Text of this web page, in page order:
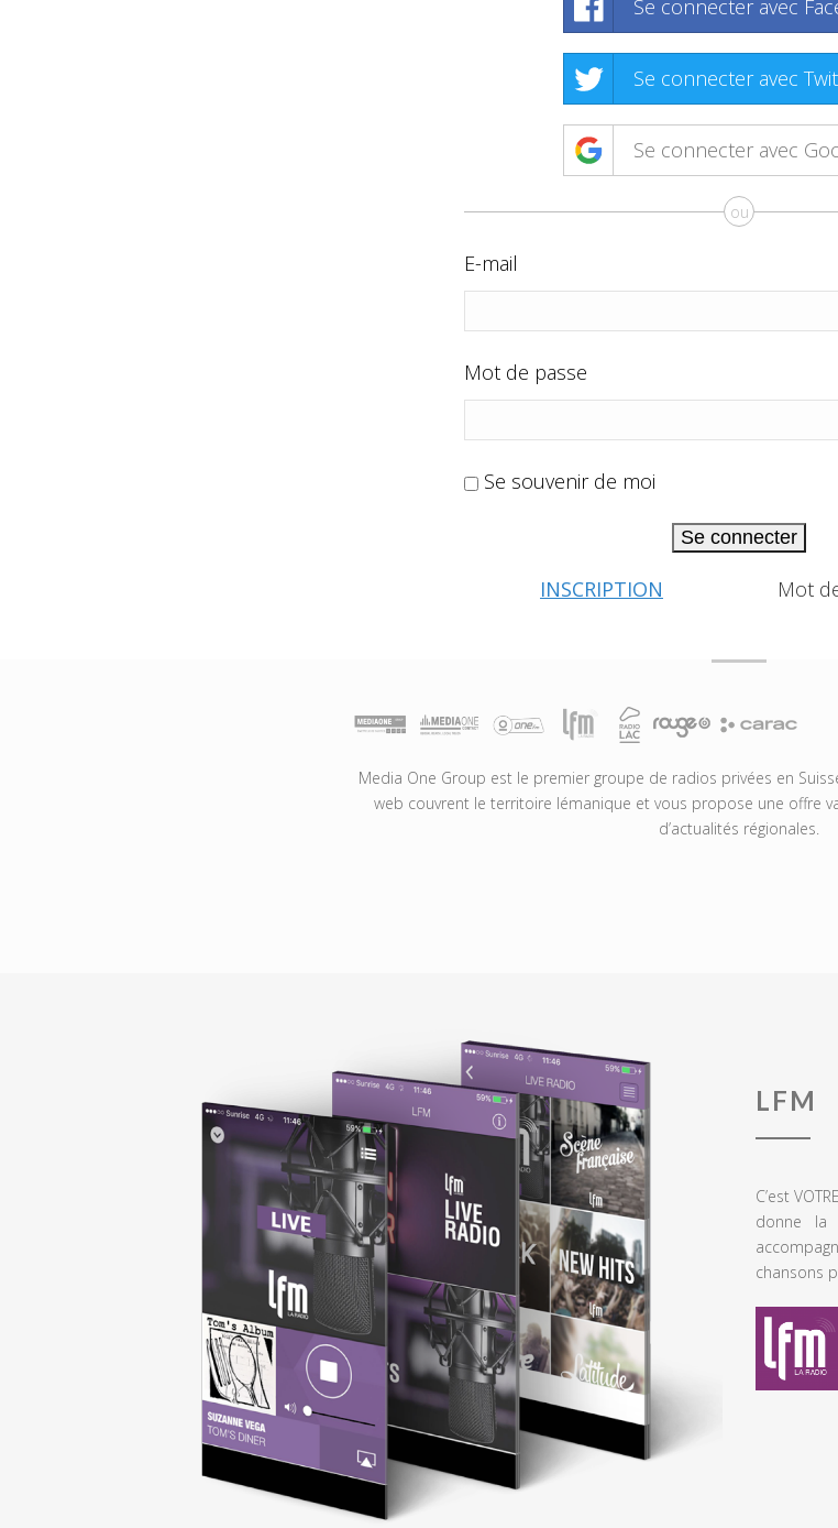
Se connecter avec
Se connecter avec
Se connecter avec
ou
E-mail
Mot de passe
Se souvenir de moi
Se connecter
INSCRIPTION Mot
Media One Group est le premier groupe de radios privées en
web couvrent le territoire lémanique et vous propose une offre
d’actualités régionales.
LFM
C’est
donne la
chansons